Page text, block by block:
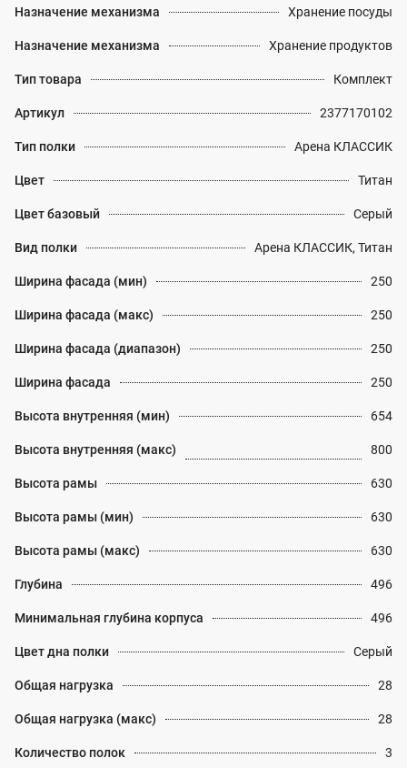
Назначение механизма Хранение посуды
Назначение механизма Хранение продуктов
Тип товара Комплект
Артикул 2377170102
Тип полки Арена КЛАССИК
Цвет Титан
Цвет базовый Серый
Вид полки Арена КЛАССИК, Титан
Ширина фасада (мин) 250
Ширина фасада (макс) 250
Ширина фасада (диапазон) 250
Ширина фасада 250
Высота внутренняя (мин) 654
Высота внутренняя (макс) 800
Высота рамы 630
Высота рамы (мин) 630
Высота рамы (макс) 630
Глубина 496
Минимальная глубина корпуса 496
Цвет дна полки Серый
Общая нагрузка 28
Общая нагрузка (макс) 28
Количество полок 3